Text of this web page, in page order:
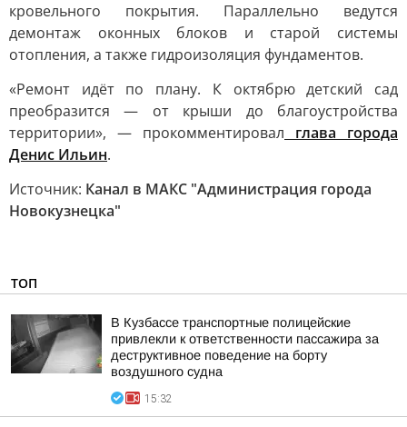
кровельного покрытия. Параллельно ведутся
демонтаж оконных блоков и старой системы
отопления, а также гидроизоляция фундаментов.
«Ремонт идёт по плану. К октябрю детский сад
преобразится — от крыши до благоустройства
территории», — прокомментировал глава города
Денис Ильин.
Источник: Канал в МАКС "Администрация города
Новокузнецка"
ТОП
В Кузбассе транспортные полицейские
привлекли к ответственности пассажира за
деструктивное поведение на борту
воздушного судна
15:32